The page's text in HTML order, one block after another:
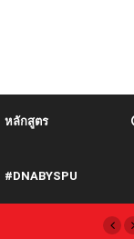
หลักสูตร
#DNABYSPU